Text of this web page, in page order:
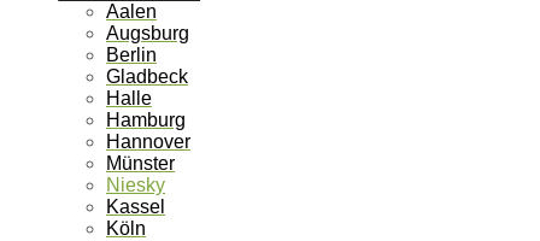
Aalen
Augsburg
Berlin
Gladbeck
Halle
Hamburg
Hannover
Münster
Niesky
Kassel
Köln